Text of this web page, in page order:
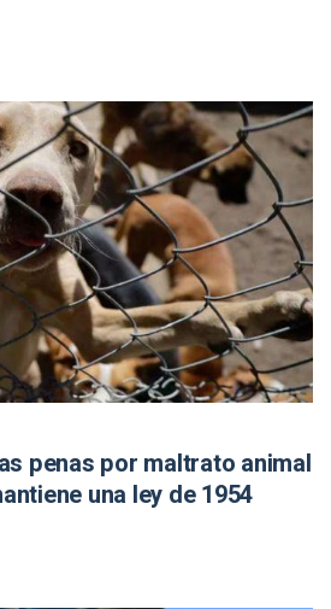
penas por maltrato animal
una ley de 1954